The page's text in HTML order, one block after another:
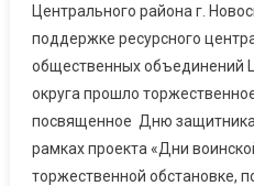
Центрального района г.
поддержке ресурсного
общественных объединений
округа прошло
посвященное Дню защитника
рамках проекта «Дни
торжественной обстановке,